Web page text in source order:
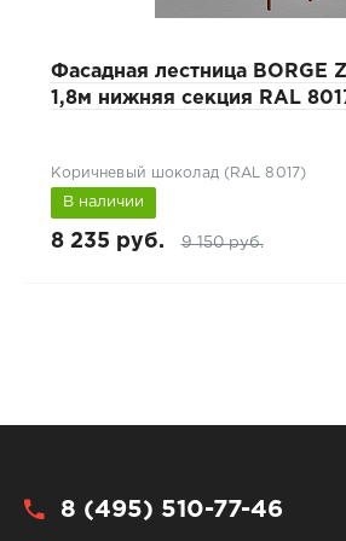
Фасадная лестница BORGE
1,8м нижняя секция RAL
Коричневый шоколад (RAL 8017)
В наличии
8 235 руб. 9 150 руб.
8 (495) 510-77-46